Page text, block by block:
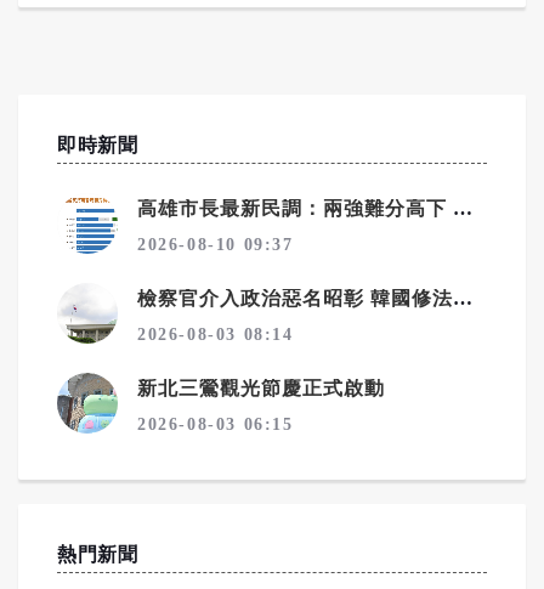
即時新聞
高雄市長最新民調：兩強難分高下 賴瑞隆、柯志恩差距在誤差範圍內
2026-08-10 09:37
檢察官介入政治惡名昭彰 韓國修法拔除偵查主體
2026-08-03 08:14
新北三鶯觀光節慶正式啟動
2026-08-03 06:15
熱門新聞